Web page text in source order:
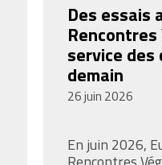
Des essais
service
demain
26 juin 2026
En juin 2026,